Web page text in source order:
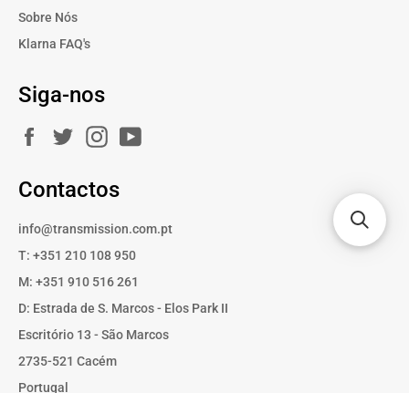
Sobre Nós
Klarna FAQ's
Siga-nos
FacebookTwitterInstagram
Contactos
info@transmission.com.pt
T: +351 210 108 950
M: +351 910 516 261
D: Estrada de S. Marcos - Elos Park II
Escritório 13 - São Marcos
2735-521 Cacém
Portugal